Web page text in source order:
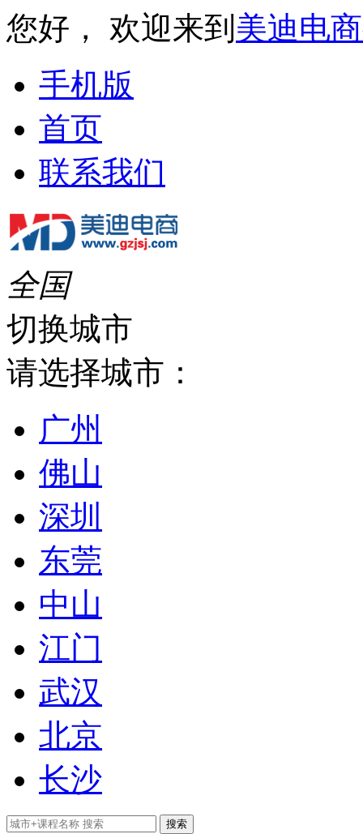
您好， 欢迎来到 美迪电
手机版
首页
联系我们
全国
切换城市
请选择城市：
广州
佛山
深圳
东莞
中山
江门
武汉
北京
长沙